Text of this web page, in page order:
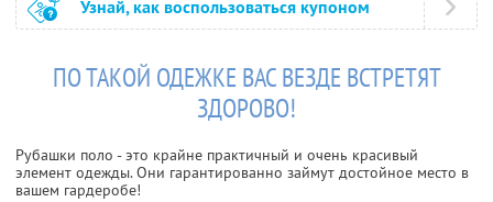
Узнай, как воспользоваться купоном
ПО ТАКОЙ ОДЕЖКЕ ВАС ВЕЗДЕ ВСТРЕТЯТ
ЗДОРОВО!
Рубашки поло - это крайне практичный и очень красивый
элемент одежды. Они гарантированно займут достойное место в
вашем гардеробе!